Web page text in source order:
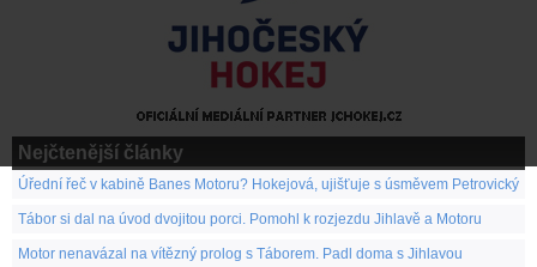
Nejčtenější články
Úřední řeč v kabině Banes Motoru? Hokejová, ujišťuje s úsměvem Petrovický
Tábor si dal na úvod dvojitou porci. Pomohl k rozjezdu Jihlavě a Motoru
Motor nenavázal na vítězný prolog s Táborem. Padl doma s Jihlavou